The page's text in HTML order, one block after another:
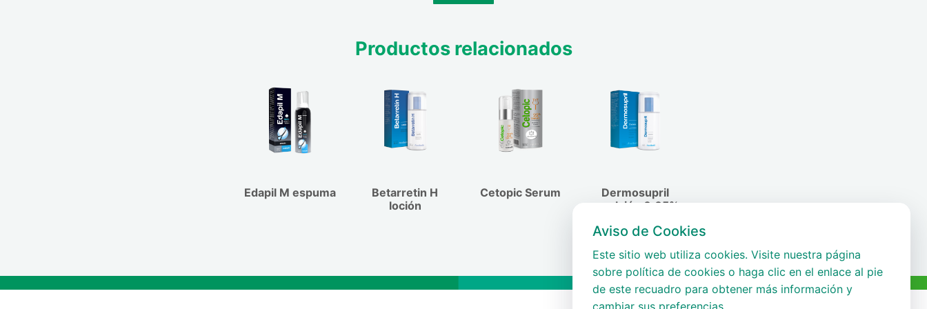
piel, en las zonas de la piel más sensibles. Evitar el lavado
deben emplear el producto hasta su recuperación total, por
la potencial irritación grave que puede producir.
Productos relacionados
Edapil M espuma
Betarretin H
loción
Cetopic Serum
Dermosupril
emulsión 0,05%
Aviso de Cookies
Este sitio web utiliza cookies. Visite nuestra página
sobre política de cookies o haga clic en el enlace al pie
de este recuadro para obtener más información y
cambiar sus preferencias.